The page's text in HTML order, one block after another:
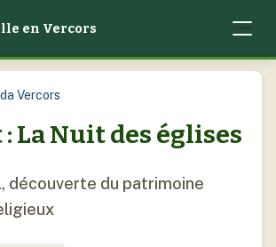
en Vercors
Vercors
La Nuit des églises
découverte du patrimoine